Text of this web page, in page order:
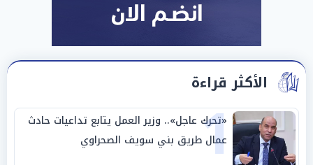
الأكثر قراءة
1
«تحرك عاجل».. وزير العمل يتابع تداعيات حادث
عمال طريق بني سويف الصحراوي